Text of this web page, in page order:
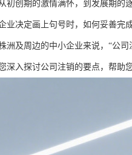
初创期的激情满怀，到发展期的
业决定画上句号时，如何妥善完
及周边的中小企业来说，“公
入探讨公司注销的要点，帮助